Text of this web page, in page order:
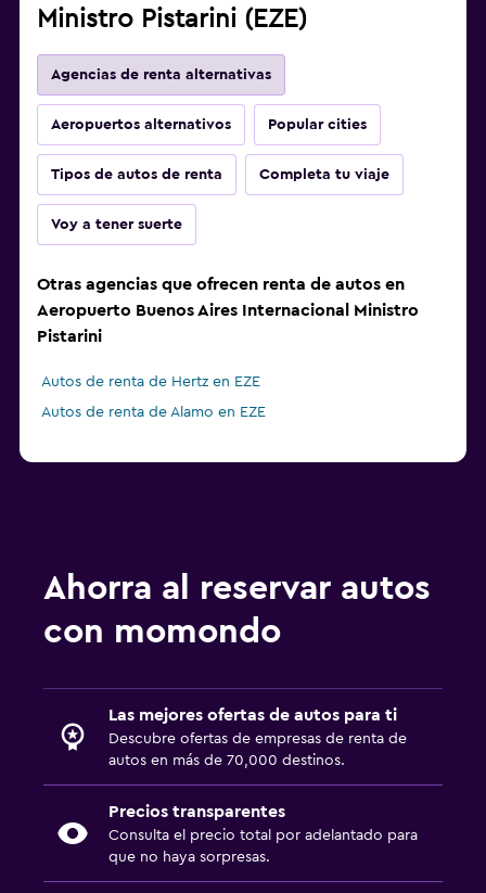
Ministro Pistarini (EZE)
Agencias de renta alternativas
Aeropuertos alternativos Popular cities
Tipos de autos de renta Completa tu viaje
Voy a tener suerte
Otras agencias que ofrecen renta de autos en
Aeropuerto Buenos Aires Internacional Ministro
Pistarini
Autos de renta de Hertz en EZE
Autos de renta de Alamo en EZE
Ahorra al reservar autos
con momondo
Las mejores ofertas de autos para ti
Descubre ofertas de empresas de renta de
autos en más de 70,000 destinos.
Precios transparentes
Consulta el precio total por adelantado para
que no haya sorpresas.